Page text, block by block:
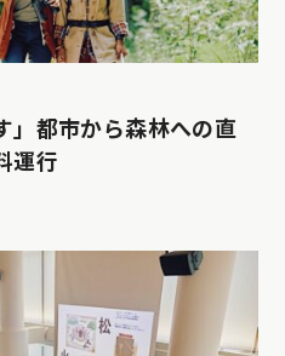
」都市から森林への直
運行